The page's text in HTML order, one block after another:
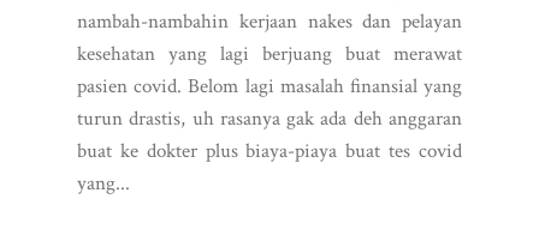
nambah-nambahin kerjaan nakes dan pelayan
kesehatan yang lagi berjuang buat merawat
pasien covid. Belom lagi masalah finansial yang
turun drastis, uh rasanya gak ada deh anggaran
buat ke dokter plus biaya-piaya buat tes covid
yang...